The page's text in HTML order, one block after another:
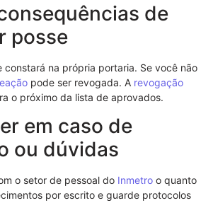
de
posse
constará na própria portaria. Se você não
pode ser revogada. A revogação
o próximo da lista de aprovados.
em caso de
ou dúvidas
o setor de pessoal do Inmetro o quanto
por escrito e guarde protocolos